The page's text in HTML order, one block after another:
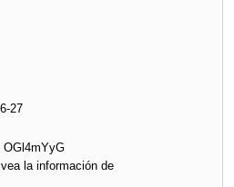
27
OGl4mYyG
la información de